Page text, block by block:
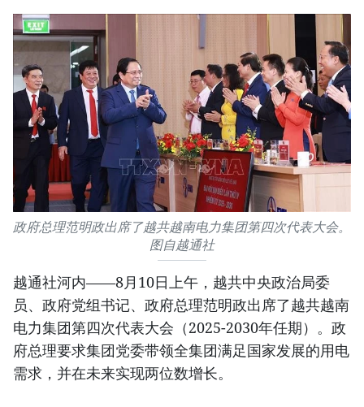
政府总理范明政出席了越共越南电力集团第四次代表大会。
图自越通社
越通社河内——8月10日上午，越共中央政治局委
员、政府党组书记、政府总理范明政出席了越共越南
电力集团第四次代表大会（2025-2030年任期）。政
府总理要求集团党委带领全集团满足国家发展的用电
需求，并在未来实现两位数增长。